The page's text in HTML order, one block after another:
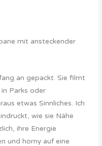
mit ansteckender
an gepackt. Sie filmt
Parks oder
etwas Sinnliches. Ich
wie sie Nähe
ihre Energie
und horny auf eine